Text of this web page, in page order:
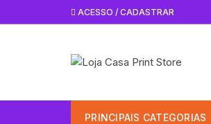
para
ACESSO / CADASTRAR
PRINCIPAIS CATEGORIAS